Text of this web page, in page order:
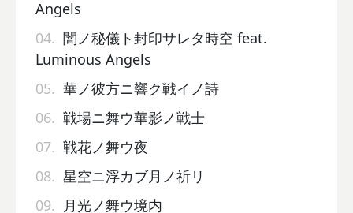
Angels
04. 闇ノ秘儀ト封印サレタ時空 feat.
Luminous Angels
05. 華ノ彼方ニ響ク戦イノ詩
06. 戦場ニ舞ウ華影ノ戦士
07. 戦花ノ舞ウ夜
08. 星空ニ浮カブ月ノ祈リ
09. 月光ノ舞ウ境内